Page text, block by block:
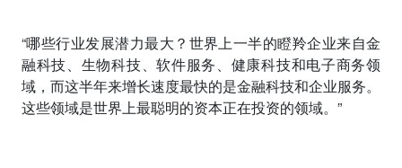
“哪些行业发展潜力最大？世界上一半的瞪羚企业来自金
融科技、生物科技、软件服务、健康科技和电子商务领
域，而这半年来增长速度最快的是金融科技和企业服务。
这些领域是世界上最聪明的资本正在投资的领域。”